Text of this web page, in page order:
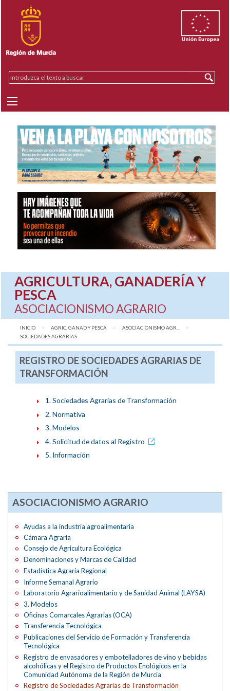
AGRICULTURA, GANADERÍA Y
PESCA
ASOCIACIONISMO AGRARIO
INICIO AGRIC, GANAD Y PESCA
ASOCIACIONISMO AGR...
AQUÍ:
SOCIEDADES AGRARIAS
REGISTRO DE SOCIEDADES AGRARIAS DE
TRANSFORMACIÓN
1. Sociedades Agrarias de Transformación
2. Normativa
3. Modelos
4. Solicitud de datos al Registro
5. Información
ASOCIACIONISMO AGRARIO
Ayudas a la industria agroalimentaria
Cámara Agraria
Consejo de Agricultura Ecológica
Denominaciones y Marcas de Calidad
Estadística Agraria Regional
Informe Semanal Agrario
Laboratorio Agrarioalimentario y de Sanidad Animal (LAYSA)
3. Modelos
Oficinas Comarcales Agrarias (OCA)
Transferencia Tecnológica
Publicaciones del Servicio de Formación y Transferencia
Tecnológica
Registro de envasadores y embotelladores de vino y bebidas
alcohólicas y el Registro de Productos Enológicos en la
Comunidad Autónoma de la Región de Murcia
Registro de Sociedades Agrarias de Transformación